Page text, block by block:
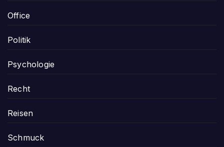
Office
Politik
Psychologie
Recht
Reisen
Schmuck